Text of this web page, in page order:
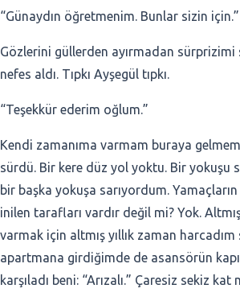
“Günaydın öğretmenim. Bunlar sizin için.”
Gözlerini güllerden ayırmadan
nefes aldı. Tıpkı Ayşegül tıpkı.
“Teşekkür ederim oğlum.”
Kendi zamanıma varmam buraya
sürdü. Bir kere düz yol yoktu. Bir yokuşu
bir başka yokuşa sarıyordum.
inilen tarafları vardır değil mi? Yok.
varmak için altmış yıllık zaman harcadım
apartmana girdiğimde de asansörün
karşıladı beni: “Arızalı.” Çaresiz sekiz kat